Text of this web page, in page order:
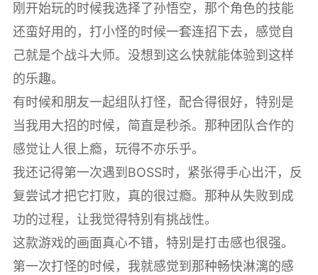
刚开始玩的时候我选择了孙悟空，那个角色的技能
还蛮好用的，打小怪的时候一套连招下去，感觉自
己就是个战斗大师。没想到这么快就能体验到这样
的乐趣。
有时候和朋友一起组队打怪，配合得很好，特别是
当我用大招的时候，简直是秒杀。那种团队合作的
感觉让人很上瘾，玩得不亦乐乎。
我还记得第一次遇到BOSS时，紧张得手心出汗，反
复尝试才把它打败，真的很过瘾。那种从失败到成
功的过程，让我觉得特别有挑战性。
这款游戏的画面真心不错，特别是打击感也很强。
第一次打怪的时候，我就感觉到那种畅快淋漓的感